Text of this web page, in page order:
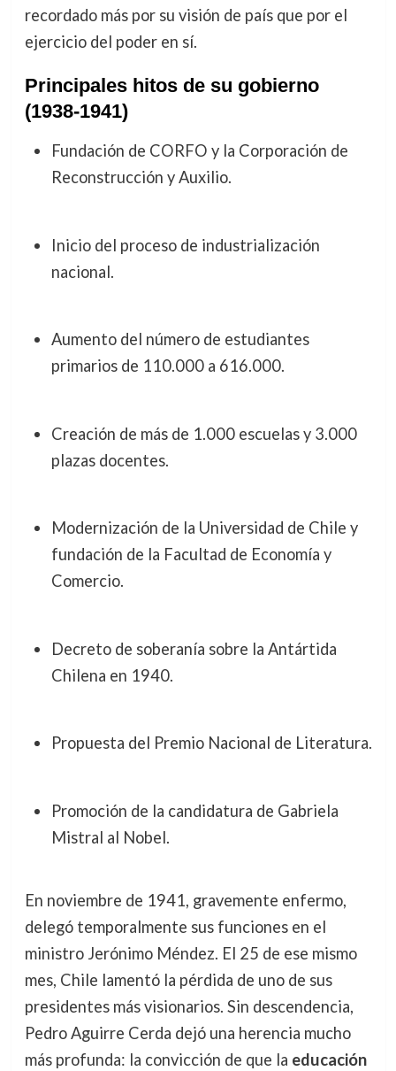
recordado más por su visión de país que por el
ejercicio del poder en sí.
Principales hitos de su gobierno
(1938-1941)
Fundación de CORFO y la Corporación de
Reconstrucción y Auxilio.
Inicio del proceso de industrialización
nacional.
Aumento del número de estudiantes
primarios de 110.000 a 616.000.
Creación de más de 1.000 escuelas y 3.000
plazas docentes.
Modernización de la Universidad de Chile y
fundación de la Facultad de Economía y
Comercio.
Decreto de soberanía sobre la Antártida
Chilena en 1940.
Propuesta del Premio Nacional de Literatura.
Promoción de la candidatura de Gabriela
Mistral al Nobel.
En noviembre de 1941, gravemente enfermo,
delegó temporalmente sus funciones en el
ministro Jerónimo Méndez. El 25 de ese mismo
mes, Chile lamentó la pérdida de uno de sus
presidentes más visionarios. Sin descendencia,
Pedro Aguirre Cerda dejó una herencia mucho
más profunda: la convicción de que la educación